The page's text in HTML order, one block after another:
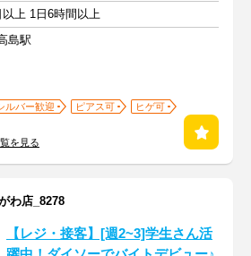
以上 1日6時間以上
島駅
ルバー歓迎 ピアス可
ヒゲ可
を見る
わ店_8278
【レジ・接客】[週2~3]学生さん活